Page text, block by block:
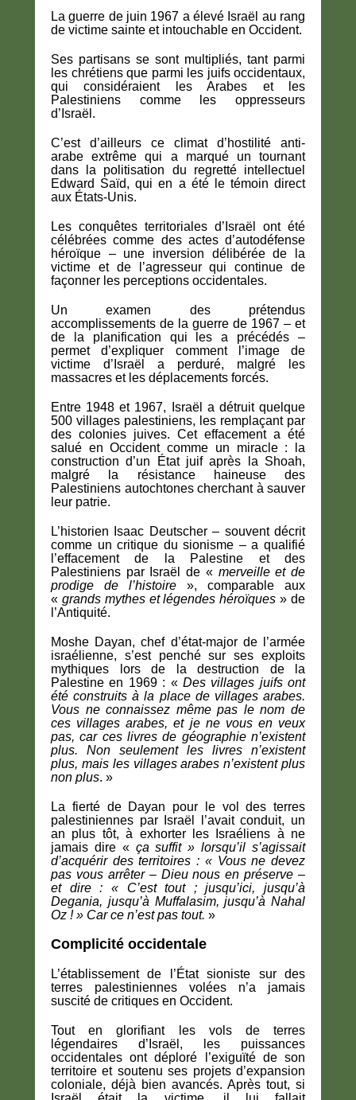
La guerre de juin 1967 a élevé Israël au rang
de victime sainte et intouchable en Occident.
Ses partisans se sont multipliés, tant parmi
les chrétiens que parmi les juifs occidentaux,
qui considéraient les Arabes et les
Palestiniens comme les oppresseurs
d’Israël.
C’est d’ailleurs ce climat d’hostilité anti-
arabe extrême qui a marqué un tournant
dans la politisation du regretté intellectuel
Edward Saïd, qui en a été le témoin direct
aux États-Unis.
Les conquêtes territoriales d’Israël ont été
célébrées comme des actes d’autodéfense
héroïque – une inversion délibérée de la
victime et de l’agresseur qui continue de
façonner les perceptions occidentales.
Un examen des prétendus
accomplissements de la guerre de 1967 – et
de la planification qui les a précédés –
permet d’expliquer comment l’image de
victime d’Israël a perduré, malgré les
massacres et les déplacements forcés.
Entre 1948 et 1967, Israël a détruit quelque
500 villages palestiniens, les remplaçant par
des colonies juives. Cet effacement a été
salué en Occident comme un miracle : la
construction d’un État juif après la Shoah,
malgré la résistance haineuse des
Palestiniens autochtones cherchant à sauver
leur patrie.
L’historien Isaac Deutscher – souvent décrit
comme un critique du sionisme – a qualifié
l’effacement de la Palestine et des
Palestiniens par Israël de « merveille et de
prodige de l’histoire », comparable aux
« grands mythes et légendes héroïques » de
l’Antiquité.
Moshe Dayan, chef d’état-major de l’armée
israélienne, s’est penché sur ses exploits
mythiques lors de la destruction de la
Palestine en 1969 : « Des villages juifs ont
été construits à la place de villages arabes.
Vous ne connaissez même pas le nom de
ces villages arabes, et je ne vous en veux
pas, car ces livres de géographie n’existent
plus. Non seulement les livres n’existent
plus, mais les villages arabes n’existent plus
non plus. »
La fierté de Dayan pour le vol des terres
palestiniennes par Israël l’avait conduit, un
an plus tôt, à exhorter les Israéliens à ne
jamais dire « ça suffit » lorsqu’il s’agissait
d’acquérir des territoires : « Vous ne devez
pas vous arrêter – Dieu nous en préserve –
et dire : « C’est tout ; jusqu’ici, jusqu’à
Degania, jusqu’à Muffalasim, jusqu’à Nahal
Oz ! » Car ce n’est pas tout. »
Complicité occidentale
L’établissement de l’État sioniste sur des
terres palestiniennes volées n’a jamais
suscité de critiques en Occident.
Tout en glorifiant les vols de terres
légendaires d’Israël, les puissances
occidentales ont déploré l’exiguïté de son
territoire et soutenu ses projets d’expansion
coloniale, déjà bien avancés. Après tout, si